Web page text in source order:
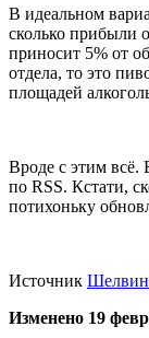
В идеальном
сколько прибыли
приносит 5% от
отдела, то это
площадей
Вроде с этим
по RSS. Кстати,
потихоньку
Источник
Изменено 19